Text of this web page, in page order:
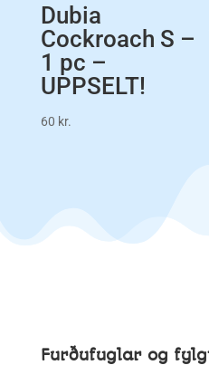
Dubia
Cockroach S –
1 pc –
UPPSELT!
60 kr.
Furðufuglar og